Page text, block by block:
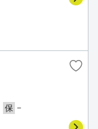
保 －